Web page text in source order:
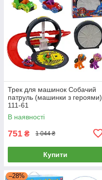
Трек для машинок Собачий
патруль (машинки з героями)
111-61
В наявності
751 ₴ 1 044 ₴
Купити
–28%